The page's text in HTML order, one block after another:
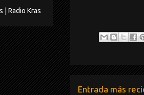
Entrada más
| Radio Kras